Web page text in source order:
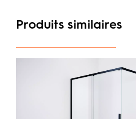
Produits similaires